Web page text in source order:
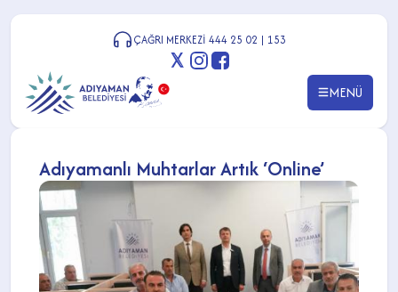
ÇAĞRI MERKEZİ 444 25 02 | 153
MENÜ
Adıyamanlı Muhtarlar Artık ‘Online’